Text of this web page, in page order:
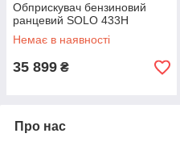
Обприскувач бензиновий
ранцевий SOLO 433H
Немає в наявності
35 899 ₴
Про нас